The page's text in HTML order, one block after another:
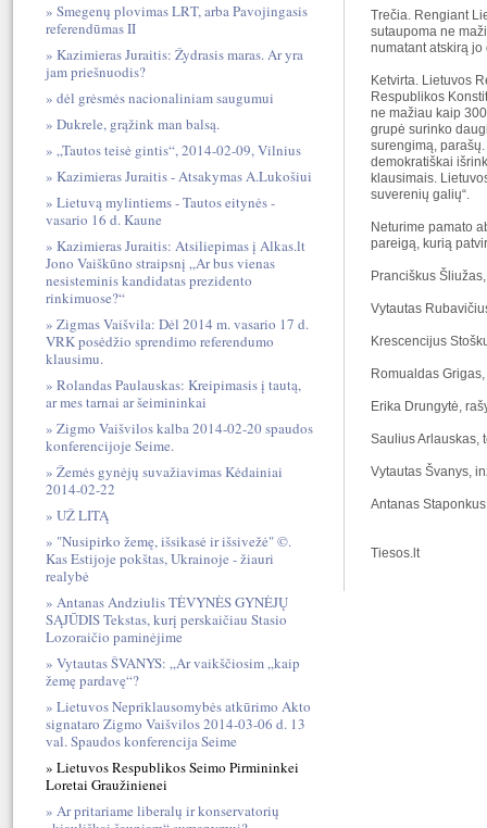
Trečia. Rengiant
sutaupoma ne
numatant atskirą jo
Ketvirta. Lietuvos
Respublikos
ne mažiau kaip
grupė surinko
surengimą,
demokratiškai
klausimais.
suverenių galių“.
Neturime pamato
pareigą, kurią
Pranciškus
Vytautas
Krescencijus
Romualdas
Erika Drungytė,
Saulius Arlauskas,
Vytautas Švanys,
Antanas
Tiesos.lt
Smegenų plovimas LRT, arba Pavojingasis
referendūmas II
Kazimieras Juraitis: Žydrasis maras. Ar yra
jam priešnuodis?
dėl grėsmės nacionaliniam saugumui
Dukrele, grąžink man balsą.
„Tautos teisė gintis“, 2014-02-09, Vilnius
Kazimieras Juraitis - Atsakymas A.Lukošiui
Lietuvą mylintiems - Tautos eitynės -
vasario 16 d. Kaune
Kazimieras Juraitis: Atsiliepimas į Alkas.lt
Jono Vaiškūno straipsnį „Ar bus vienas
nesisteminis kandidatas prezidento
rinkimuose?“
Zigmas Vaišvila: Dėl 2014 m. vasario 17 d.
VRK posėdžio sprendimo referendumo
klausimu.
Rolandas Paulauskas: Kreipimasis į tautą,
ar mes tarnai ar šeimininkai
Zigmo Vaišvilos kalba 2014-02-20 spaudos
konferencijoje Seime.
Žemės gynėjų suvažiavimas Kėdainiai
2014-02-22
UŽ LITĄ
"Nusipirko žemę, išsikasė ir išsivežė" ©.
Kas Estijoje pokštas, Ukrainoje - žiauri
realybė
Antanas Andziulis TĖVYNĖS GYNĖJŲ
SĄJŪDIS Tekstas, kurį perskaičiau Stasio
Lozoraičio paminėjime
Vytautas ŠVANYS: „Ar vaikščiosim „kaip
žemę pardavę“?
Lietuvos Nepriklausomybės atkūrimo Akto
signataro Zigmo Vaišvilos 2014-03-06 d. 13
val. Spaudos konferencija Seime
Lietuvos Respublikos Seimo Pirmininkei
Loretai Graužinienei
Ar pritariame liberalų ir konservatorių